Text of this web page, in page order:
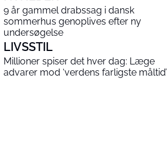
9 år gammel drabssag i dansk
sommerhus genoplives efter ny
undersøgelse
LIVSSTIL
Millioner spiser det hver dag: Læge
advarer mod ‘verdens farligste måltid’